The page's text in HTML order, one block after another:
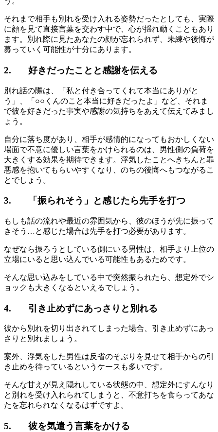
それまで相手も別れを受け入れる姿勢だったとしても、実際
に顔を見て直接言葉を交わす中で、心が揺れ動くこともあり
ます。別れ際に見たあなたの顔が忘れられず、未練や後悔が
募っていく可能性が十分にあります。
2. 好きだったことと感謝を伝える
別れ話の際は、「私と付き合ってくれて本当にありがと
う」、「○○くんのこと本当に好きだったよ」など、それま
で彼を好きだった事実や感謝の気持ちをあえて伝えてみまし
ょう。
自分に落ち度があり、相手が感情的になってもおかしくない
場面で不意に優しい言葉をかけられるのは、男性側の負荷を
大きくする効果を期待できます。浮気したことへきちんと罪
悪感を抱いてもらいやすくなり、のちの後悔へもつながるこ
とでしょう。
3. 「振られそう」と感じたら先手を打つ
もしも話の流れや最近の雰囲気から、彼のほうが先に振って
きそう…と感じた場合は先手を打つ必要があります。
なぜなら振ろうとしている側にいる男性は、相手より上位の
立場にいると思い込んでいる可能性もあるためです。
そんな思い込みをしている中で突然振られたら、想定外でシ
ョックも大きくなるといえるでしょう。
4. 引き止めずにあっさりと別れる
彼から別れを切り出されてしまった場合、引き止めずにあっ
さりと別れましょう。
案外、浮気をした男性は反省のそぶりを見せて相手からの引
き止めを待っているというケースも多いです。
そんな甘えが見え隠れしている状態の中、想定外にすんなり
と別れを受け入れられてしまうと、不意打ちを食らってあな
たを忘れられなくなるはずですよ。
5. 彼を気遣う言葉をかける